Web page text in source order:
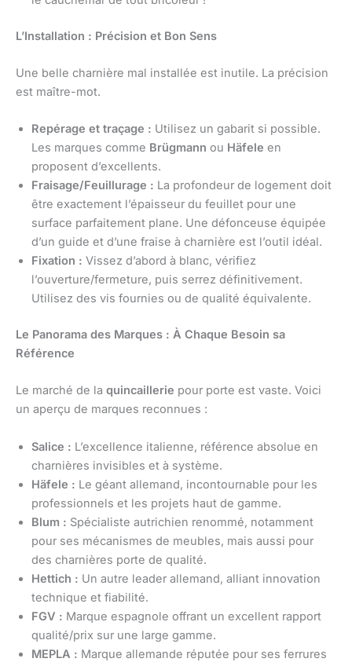
L’Installation : Précision et Bon Sens
Une belle charnière mal installée est inutile. La précision
est maître-mot.
Repérage et traçage : Utilisez un gabarit si possible.
Les marques comme Brügmann ou Häfele en
proposent d’excellents.
Fraisage/Feuillurage : La profondeur de logement doit
être exactement l’épaisseur du feuillet pour une
surface parfaitement plane. Une défonceuse équipée
d’un guide et d’une fraise à charnière est l’outil idéal.
Fixation : Vissez d’abord à blanc, vérifiez
l’ouverture/fermeture, puis serrez définitivement.
Utilisez des vis fournies ou de qualité équivalente.
Le Panorama des Marques : À Chaque Besoin sa
Référence
Le marché de la quincaillerie pour porte est vaste. Voici
un aperçu de marques reconnues :
Salice : L’excellence italienne, référence absolue en
charnières invisibles et à système.
Häfele : Le géant allemand, incontournable pour les
professionnels et les projets haut de gamme.
Blum : Spécialiste autrichien renommé, notamment
pour ses mécanismes de meubles, mais aussi pour
des charnières porte de qualité.
Hettich : Un autre leader allemand, alliant innovation
technique et fiabilité.
FGV : Marque espagnole offrant un excellent rapport
qualité/prix sur une large gamme.
MEPLA : Marque allemande réputée pour ses ferrures